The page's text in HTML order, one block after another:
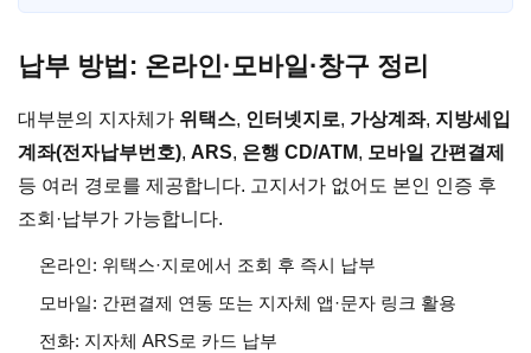
납부 방법: 온라인·모바일·창구 정리
대부분의 지자체가 위택스, 인터넷지로, 가상계좌, 지방세입
계좌(전자납부번호), ARS, 은행 CD/ATM, 모바일 간편결제
등 여러 경로를 제공합니다. 고지서가 없어도 본인 인증 후
조회·납부가 가능합니다.
온라인: 위택스·지로에서 조회 후 즉시 납부
모바일: 간편결제 연동 또는 지자체 앱·문자 링크 활용
전화: 지자체 ARS로 카드 납부